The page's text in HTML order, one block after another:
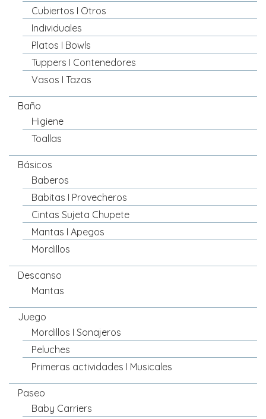
Cubiertos I Otros
Individuales
Platos I Bowls
Tuppers I Contenedores
Vasos I Tazas
Baño
Higiene
Toallas
Básicos
Baberos
Babitas I Provecheros
Cintas Sujeta Chupete
Mantas I Apegos
Mordillos
Descanso
Mantas
Juego
Mordillos I Sonajeros
Peluches
Primeras actividades I Musicales
Paseo
Baby Carriers